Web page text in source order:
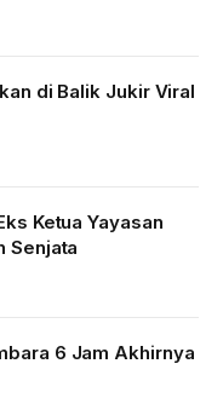
di Balik Jukir Viral
Ketua Yayasan
Senjata
6 Jam Akhirnya